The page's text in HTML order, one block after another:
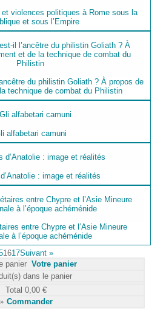
violences politiques à Rome sous la
et sous l’Empire
du philistin Goliath ? À propos de
technique de combat du Philistin
alfabetari camuni
: image et réalités
entre Chypre et l’Asie Mineure
à l’époque achéménide
1617Suivant »
Votre panier
dans le panier
Total 0,00 €
» Commander